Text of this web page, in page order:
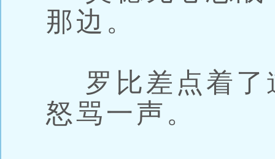
那边。
罗比差点着了
怒骂一声。